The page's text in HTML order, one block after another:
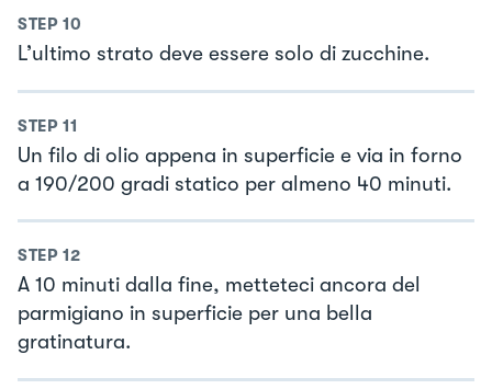
STEP 10
L’ultimo strato deve essere solo di zucchine.
STEP 11
Un filo di olio appena in superficie e via in forno
a 190/200 gradi statico per almeno 40 minuti.
STEP 12
A 10 minuti dalla fine, metteteci ancora del
parmigiano in superficie per una bella
gratinatura.